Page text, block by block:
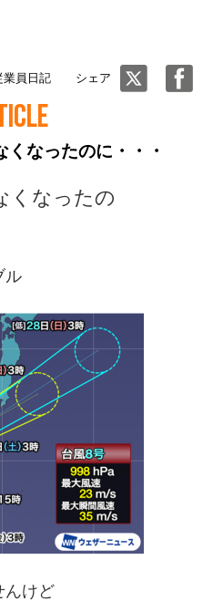
業員日記 シェア
なったのに・・・